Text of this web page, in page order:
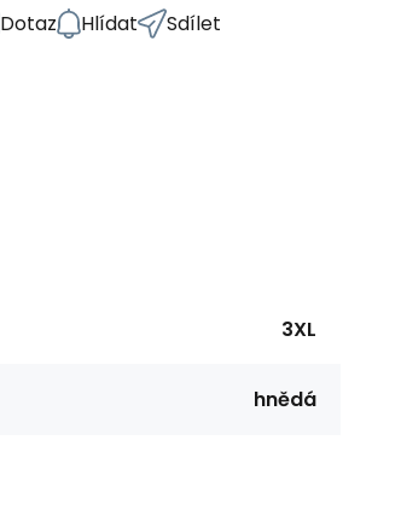
Dotaz Hlídat Sdílet
3XL
hnědá